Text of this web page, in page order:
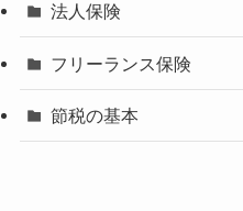
法人保険
フリーランス保険
節税の基本